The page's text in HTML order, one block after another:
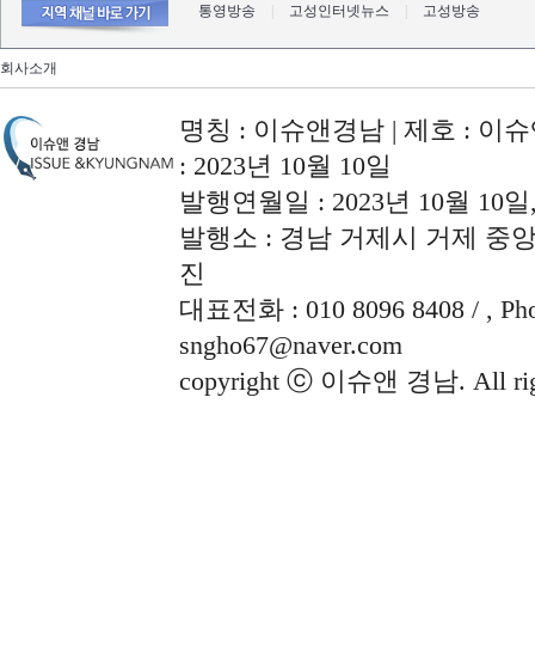
통영방송 고성인터넷뉴스 고성방송
회사소개
명칭 : 이슈앤경남 | 제호 : 이
: 2023년 10월 10일
발행연월일 : 2023년 10월 10
발행소 : 경남 거제시 거제 중
진
대표전화 : 010 8096 8408 / ,
sngho67@naver.com
copyright ⓒ 이슈앤 경남. All